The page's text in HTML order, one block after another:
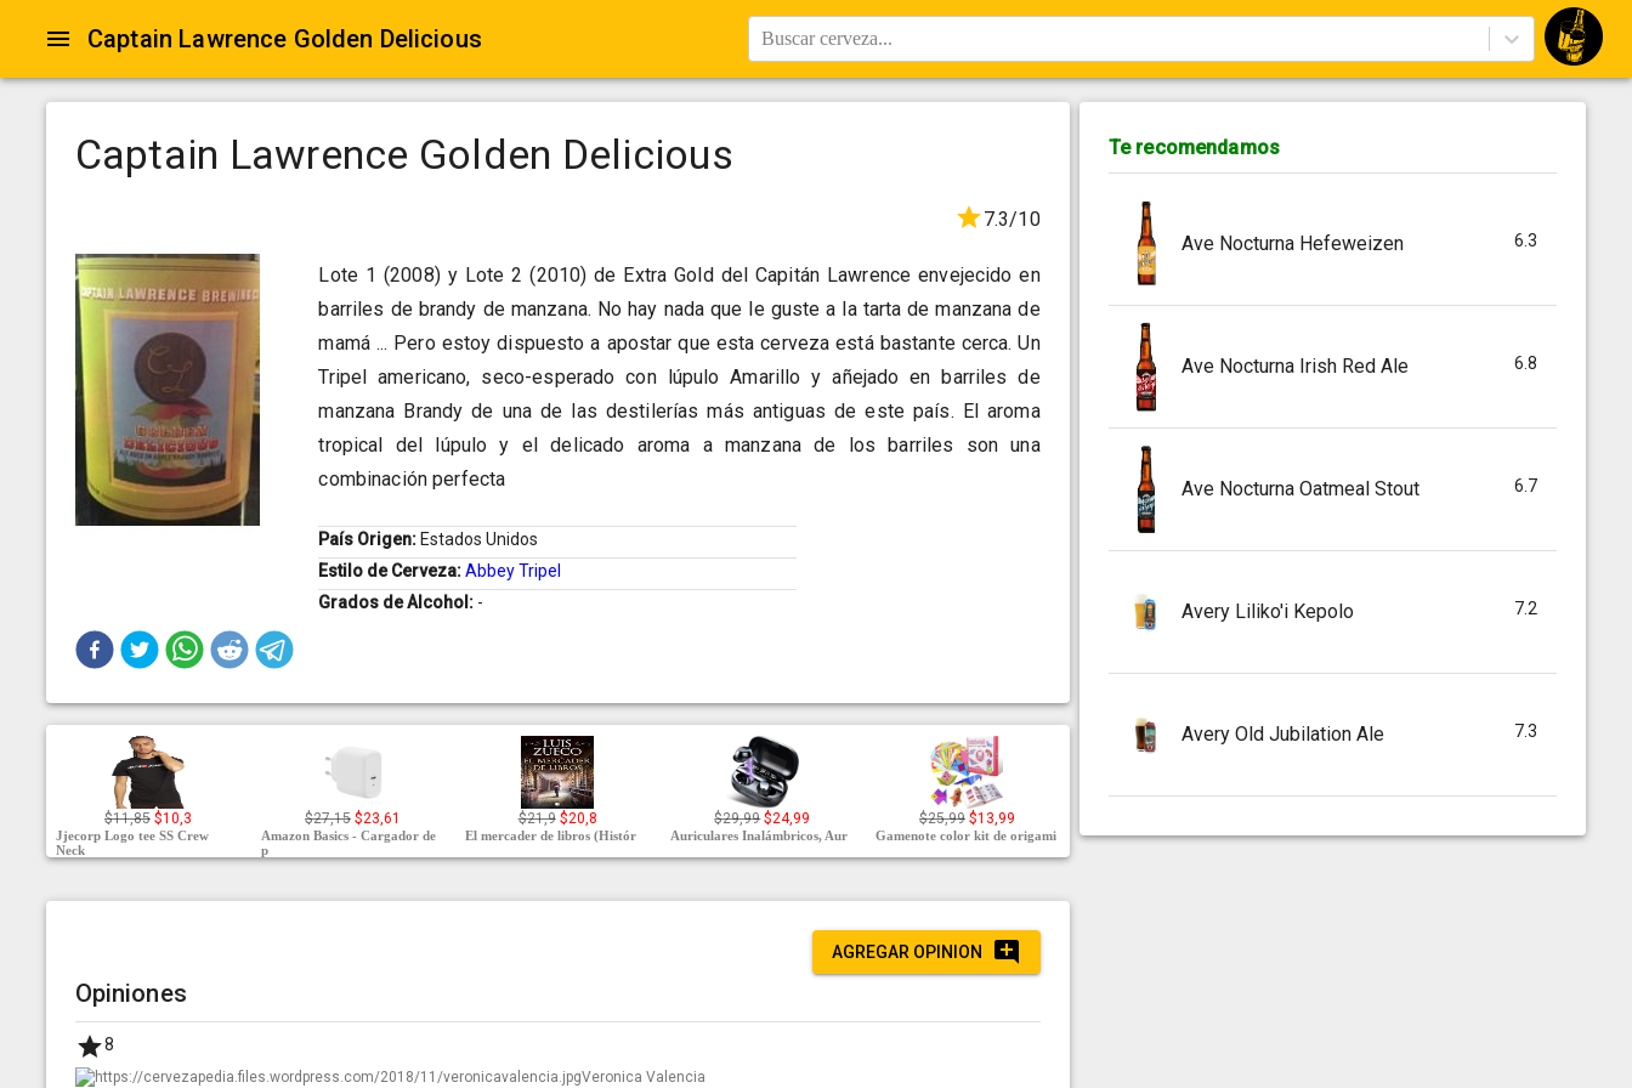
Captain Lawrence Golden Delicious Buscar cerveza...
Captain Lawrence Golden Delicious
7.3/10
Lote 1 (2008) y Lote 2 (2010) de Extra Gold del Capitán Lawrence envejecido en
barriles de brandy de manzana. No hay nada que le guste a la tarta de manzana de
mamá ... Pero estoy dispuesto a apostar que esta cerveza está bastante cerca. Un
Tripel americano, seco-esperado con lúpulo Amarillo y añejado en barriles de
manzana Brandy de una de las destilerías más antiguas de este país. El aroma
tropical del lúpulo y el delicado aroma a manzana de los barriles son una
combinación perfecta
País Origen: Estados Unidos
Estilo de Cerveza:Abbey Tripel
Grados de Alcohol: -
$11,85 $10,3
Jjecorp Logo tee SS Crew
Neck
$27,15 $23,61
Amazon Basics - Cargador de
p
$21,9 $20,8
El mercader de libros (Histór
$29,99 $24,99
Auriculares Inalámbricos, Aur
$25,99 $13,99
Gamenote color kit de origami
AGREGAR OPINION
Opiniones
8
Veronica Valencia
Te recomendamos
Ave Nocturna Hefeweizen 6.3
Ave Nocturna Irish Red Ale 6.8
Ave Nocturna Oatmeal Stout 6.7
Avery Liliko'i Kepolo 7.2
Avery Old Jubilation Ale 7.3